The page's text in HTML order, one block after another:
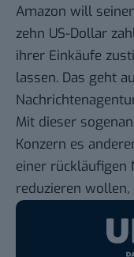
Amazon will
zehn US-Dollar
ihrer Einkäufe
lassen. Das geht
Mit dieser
Konzern es
einer rückläufigen
reduzieren wollen,